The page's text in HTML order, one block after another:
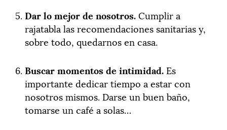
Dar lo mejor de nosotros.Cumplir a
rajatabla las recomendaciones sanitarias y,
sobre todo, quedarnos en casa.
Buscar momentos de intimidad. Es
importante dedicar tiempo a estar con
nosotros mismos. Darse un buen baño,
tomarse un café a solas…